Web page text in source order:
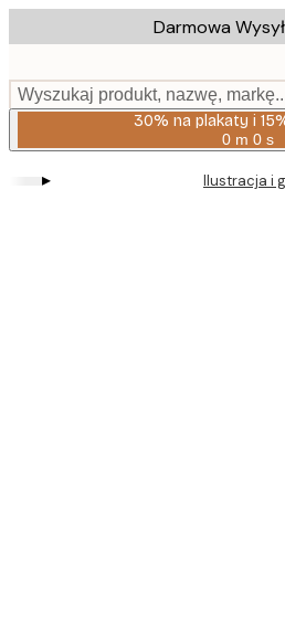
to
content.
Darmowa
Wyszukaj produkt, nazwę,
30% na plakaty i
0 m 0 s
▸ Ilustracja i